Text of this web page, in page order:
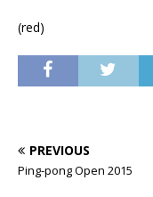
(red)
PREVIOUS
Ping-pong Open 2015